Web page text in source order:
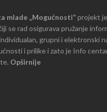
mlade „Mogućnosti“projekt
se rad osigurava pružanje
grupni i elektronski
i prilike i zato je Info
Opširnije